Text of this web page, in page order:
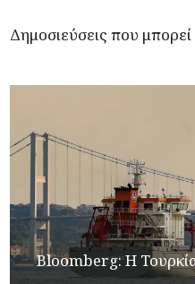
Δημοσιεύσεις που
Bloomberg: Η